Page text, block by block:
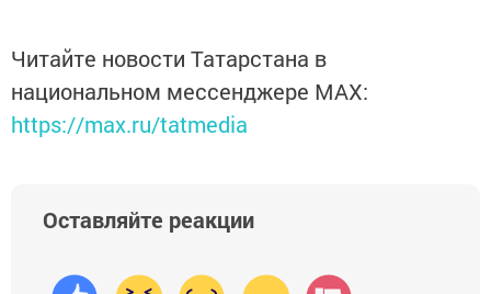
Читайте новости Татарстана в
национальном мессенджере MАХ:
https://max.ru/tatmedia
Оставляйте реакции